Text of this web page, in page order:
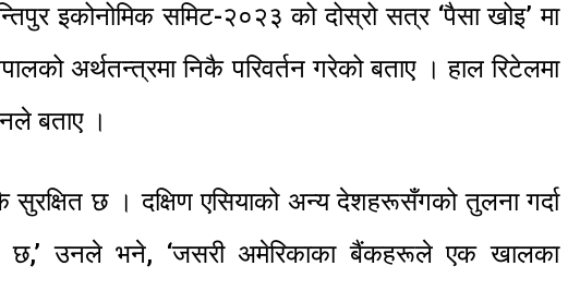
इकोनोमिक समिट-२०२३ को दोस्रो सत्र ‘पैसा खोइ’ मा
अर्थतन्त्रमा निकै परिवर्तन गरेको बताए । हाल रिटेलमा
बताए ।
सुरक्षित छ । दक्षिण एसियाको अन्य देशहरूसँगको तुलना गर्दा
छ,’ उनले भने, ‘जसरी अमेरिकाका बैंकहरूले एक खालका